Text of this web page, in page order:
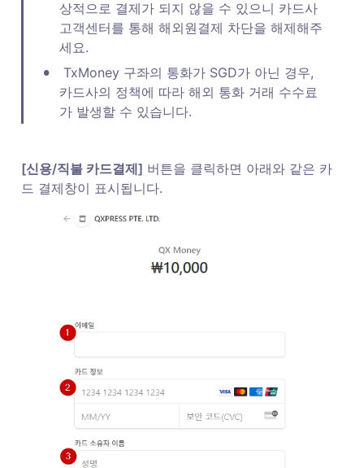
상적으로 결제가 되지 않을 수 있으니 카드사
고객센터를 통해 해외원결제 차단을 해제해주
세요.
•
카드사의 정책에 따라 해외 통화 거래 수수료
가 발생할 수 있습니다.
[신용/직불 카드결제] 버튼을 클릭하면 아래와 같은 카
드 결제창이 표시됩니다.